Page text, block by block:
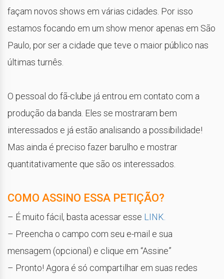
façam novos shows em várias cidades. Por isso
estamos focando em um show menor apenas em São
Paulo, por ser a cidade que teve o maior público nas
últimas turnês.
​O pessoal do fã-clube já entrou em contato com a
produção da banda. Eles se mostraram bem
interessados e já estão analisando a possibilidade!
Mas ainda é preciso fazer barulho e mostrar
quantitativamente que são os interessados.​
COMO ASSINO ESSA PETIÇÃO?
– É muito fácil, basta acessar esse LINK.
– Preencha o campo com seu e-mail e sua
mensagem (opcional) e clique em “Assine”
– Pronto! Agora é só compartilhar em suas redes